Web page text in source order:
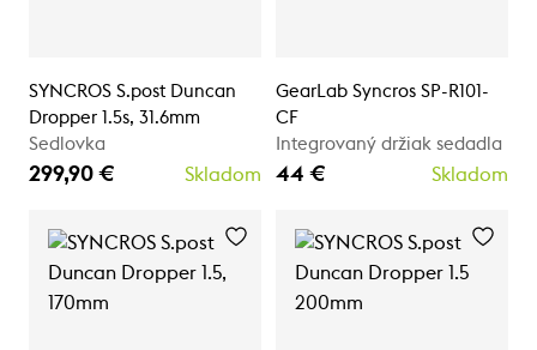
SYNCROS S.post Duncan
Dropper 1.5s, 31.6mm
Sedlovka
299,90 € Skladom
GearLab Syncros SP-R101-
CF
Integrovaný držiak sedadla
44 € Skladom